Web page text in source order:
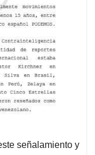
señalamiento y